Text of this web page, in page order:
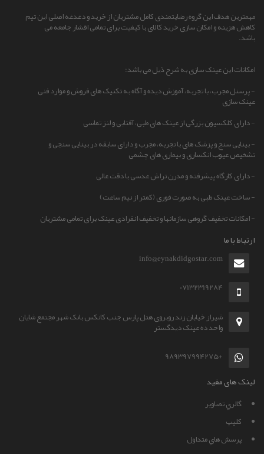
مهمترین هدف این گروه رضایتمندی کامل مشتریان از خرید و دغدغه اصلی این تیم
کاهش هزینه و امکان سازی خرید کالای با کیفیت برای تمامی اقشار جامعه می
باشد.
امکانات این عینک سازی به شرح ذیل می باشد:
- پرسنل مجرب، با تجربه، آموزش دیده و آگاه به تکنیک های فروش و موارد فنی
عینک سازی
- دارای کلکسیون بزرگی از عینک های طبی، آفتابی و لنز تماسی
- بینایی سنج و پزشک های با تجربه، مجرب و دارای سابقه در بینایی سنجی و
تشخیص عیوب انکساری و بیماری های چشمی
- دارای کارگاه پیشرفته و مدرن تراش عدسی با دقت عالی
- ساخت عینک طبی به صورت فوری (کمتر از نیم ساعت)
- امکانات تخفیف گروهی سازمانها و تخفیف انفرادی عینک برای تمامی مشتریان
ارتباط با ما
info@eynakdidgostar.com
07132319284
شیراز خیابان زند روبروی هتل پارس جنب کانکس بانک شهر مجتمع شایان
واحد ده عینک دیدگستر
+989397994275
لینک های مفید
گالري تصاوير
کليپ
پرسش هاي متداول